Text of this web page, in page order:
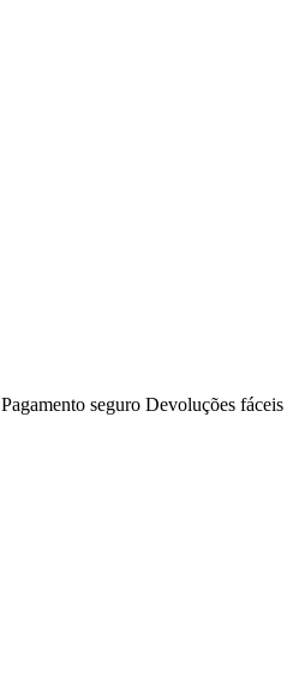
Pagamento seguro Devoluções fáceis